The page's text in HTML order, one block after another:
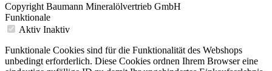
Copyright Baumann Mineralölvertrieb GmbH
Funktionale
Aktiv Inaktiv
Funktionale Cookies sind für die Funktionalität des Webshops
unbedingt erforderlich. Diese Cookies ordnen Ihrem Browser eine